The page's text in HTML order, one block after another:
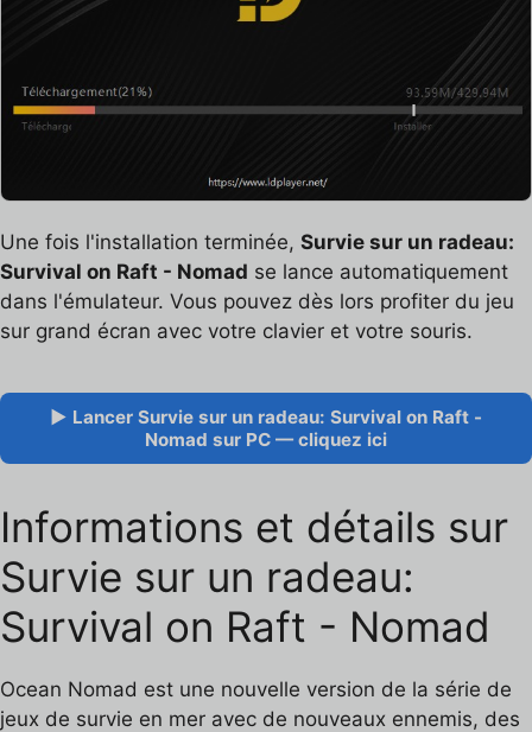
Une fois l'installation terminée, Survie sur un radeau:
Survival on Raft - Nomad se lance automatiquement
dans l'émulateur. Vous pouvez dès lors profiter du jeu
sur grand écran avec votre clavier et votre souris.
▶ Lancer Survie sur un radeau: Survival on Raft -
Nomad sur PC — cliquez ici
Informations et détails sur
Survie sur un radeau:
Survival on Raft - Nomad
Ocean Nomad est une nouvelle version de la série de
jeux de survie en mer avec de nouveaux ennemis, des